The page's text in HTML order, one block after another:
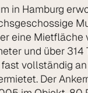
in Hamburg
eine Mietfläche
und über 314
vollständig
Der